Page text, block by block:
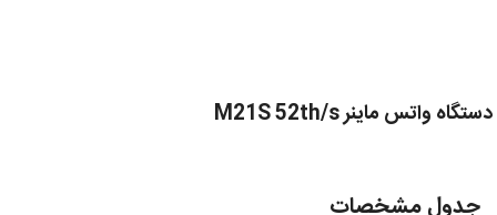
دستگاه واتس ماینر M21S 52th/s
جدول مشخصات